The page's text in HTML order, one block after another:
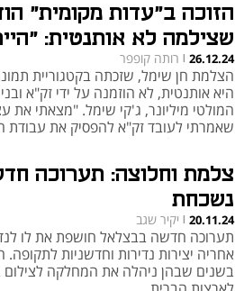
הזוכה ב"עדות מקומית"
שצילמה לא אותנטית:
26.12.24
| רותה קופפר
הצלמת חן שימל, שזכתה בקטגוריית
היא אותנטית, לא הוזמנה על ידי זק"א
המולטי מיליונר, ג'קי שימל. "מצאתי
שאמרתי לעובד זק"א להפסיק את עבודת
צלמת וחלוצה: תערוכה
נשכחת
20.11.24
| יקיר שגב
תערוכה חדשה בבצלאל חושפת את לו
אחריה יצירות נדירות וחדשניות
בשנים שבהן ניהלה את המחלקה